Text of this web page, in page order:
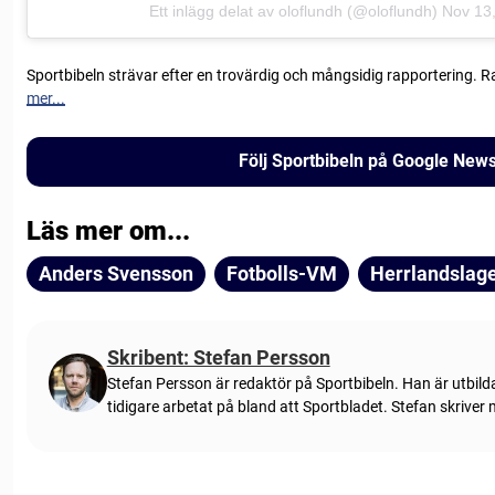
Ett inlägg delat av oloflundh (@oloflundh) Nov
Sportbibeln strävar efter en trovärdig och mångsidig rapportering.
mer...
Följ Sportbibeln på Google
Läs mer om...
Anders Svensson Fotbolls-VM
Skribent: Stefan Persson
Stefan Persson är redaktör på Sportbibeln. Han är
tidigare arbetat på bland att Sportbladet. Stefan skriver